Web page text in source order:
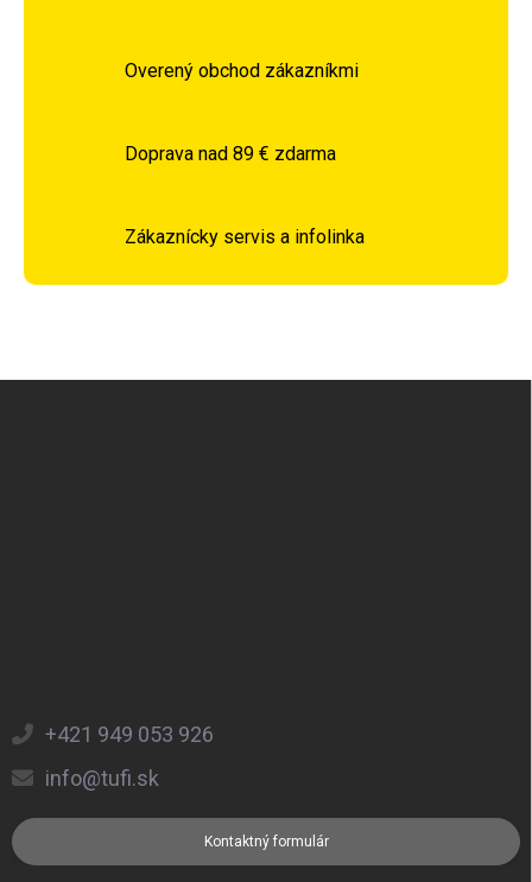
Overený obchod zákazníkmi
Doprava nad 89 € zdarma
Zákaznícky servis a infolinka
+421 949 053 926
info@tufi.sk
Kontaktný formulár